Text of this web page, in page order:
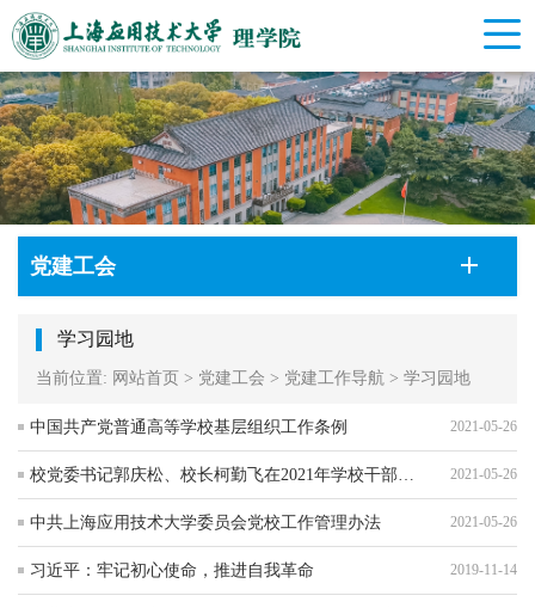
党建工会
学习园地
当前位置: 网站首页 > 党建工会 > 党建工作导航 > 学习园地
中国共产党普通高等学校基层组织工作条例 2021-05-26
校党委书记郭庆松、校长柯勤飞在2021年学校干部大会上讲话 2021-05-26
中共上海应用技术大学委员会党校工作管理办法 2021-05-26
习近平：牢记初心使命，推进自我革命 2019-11-14